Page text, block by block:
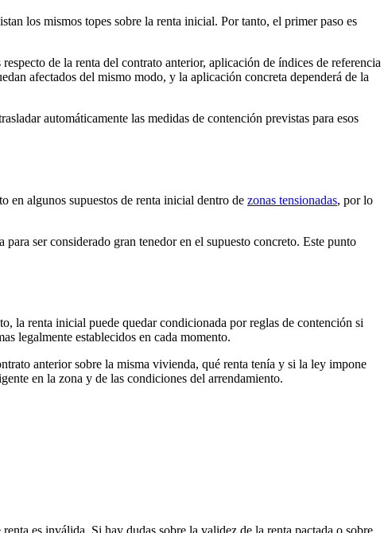
los mismos topes sobre la renta inicial. Por tanto, el primer paso es
de la renta del contrato anterior, aplicación de índices de referencia
afectados del mismo modo, y la aplicación concreta dependerá de la
automáticamente las medidas de contención previstas para esos
en algunos supuestos de renta inicial dentro de zonas tensionadas, por lo
ser considerado gran tenedor en el supuesto concreto. Este punto
la renta inicial puede quedar condicionada por reglas de contención si
legalmente establecidos en cada momento.
anterior sobre la misma vivienda, qué renta tenía y si la ley impone
en la zona y de las condiciones del arrendamiento.